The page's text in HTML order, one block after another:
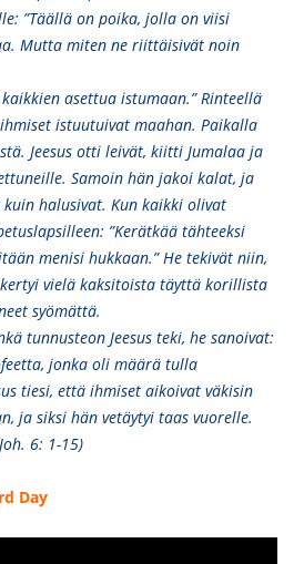
”Täällä on poika, jolla on viisi
Mutta miten ne riittäisivät noin
kaikkien asettua istumaan.” Rinteellä
istuutuivat maahan. Paikalla
Jeesus otti leivät, kiitti Jumalaa ja
Samoin hän jakoi kalat, ja
halusivat. Kun kaikki olivat
”Kerätkää tähteeksi
menisi hukkaan.” He tekivät niin,
vielä kaksitoista täyttä korillista
syömättä.
tunnusteon Jeesus teki, he sanoivat:
jonka oli määrä tulla
tiesi, että ihmiset aikoivat väkisin
ja siksi hän vetäytyi taas vuorelle.
6: 1-15)
Day